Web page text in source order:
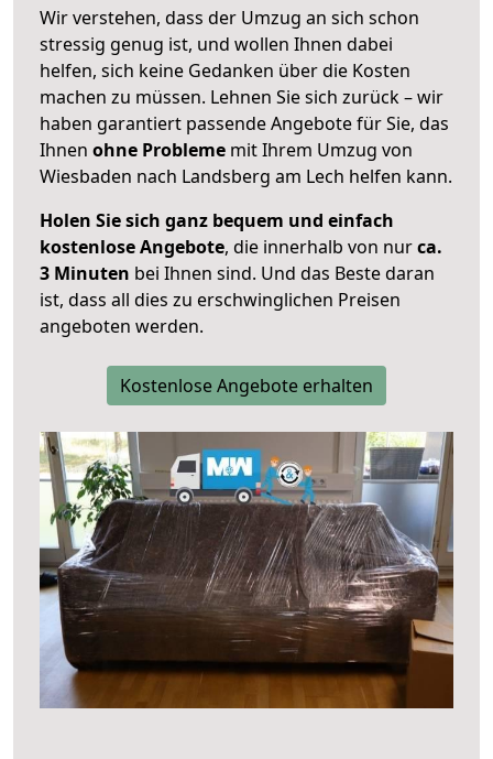
Wir verstehen, dass der Umzug an sich schon
stressig genug ist, und wollen Ihnen dabei
helfen, sich keine Gedanken über die Kosten
machen zu müssen. Lehnen Sie sich zurück – wir
haben garantiert passende Angebote für Sie, das
Ihnen ohne Probleme mit Ihrem Umzug von
Wiesbaden nach Landsberg am Lech helfen kann.
Holen Sie sich ganz bequem und einfach
kostenlose Angebote, die innerhalb von nurca.
3 Minuten bei Ihnen sind. Und das Beste daran
ist, dass all dies zu erschwinglichen Preisen
angeboten werden.
Kostenlose Angebote erhalten